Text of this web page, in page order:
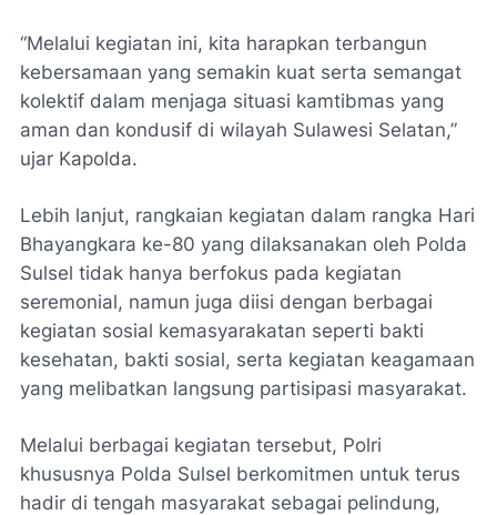
“Melalui kegiatan ini, kita harapkan terbangun
kebersamaan yang semakin kuat serta semangat
kolektif dalam menjaga situasi kamtibmas yang
aman dan kondusif di wilayah Sulawesi Selatan,”
ujar Kapolda.
Lebih lanjut, rangkaian kegiatan dalam rangka Hari
Bhayangkara ke-80 yang dilaksanakan oleh Polda
Sulsel tidak hanya berfokus pada kegiatan
seremonial, namun juga diisi dengan berbagai
kegiatan sosial kemasyarakatan seperti bakti
kesehatan, bakti sosial, serta kegiatan keagamaan
yang melibatkan langsung partisipasi masyarakat.
Melalui berbagai kegiatan tersebut, Polri
khususnya Polda Sulsel berkomitmen untuk terus
hadir di tengah masyarakat sebagai pelindung,